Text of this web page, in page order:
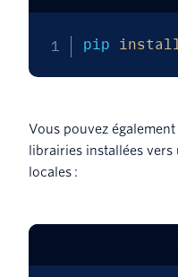
pip install
Vous pouvez
librairies installées
locales :